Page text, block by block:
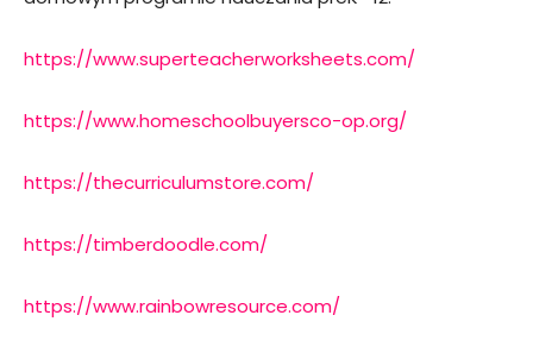
https://www.superteacherworksheets.com/
https://www.homeschoolbuyersco-op.org/
https://thecurriculumstore.com/
https://timberdoodle.com/
https://www.rainbowresource.com/